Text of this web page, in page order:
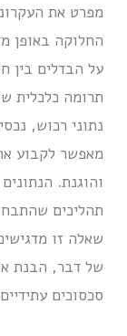
מפרט את
החלוקה באופן
על הבדלים בין
תרומה כלכלית
נתוני רכוש,
מאפשר לקבוע
והוגנת.
תהליכים
שאלה זו
של דבר, הבנת
סכסוכים